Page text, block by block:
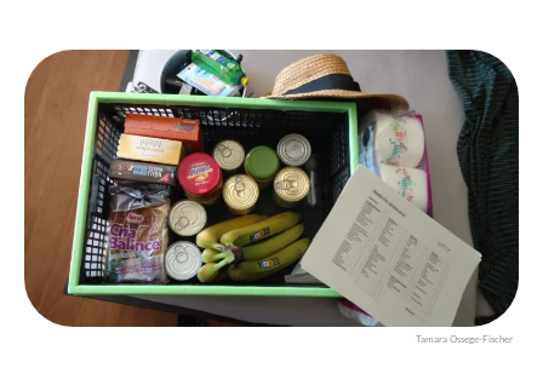
Tamara Ossege-Fischer